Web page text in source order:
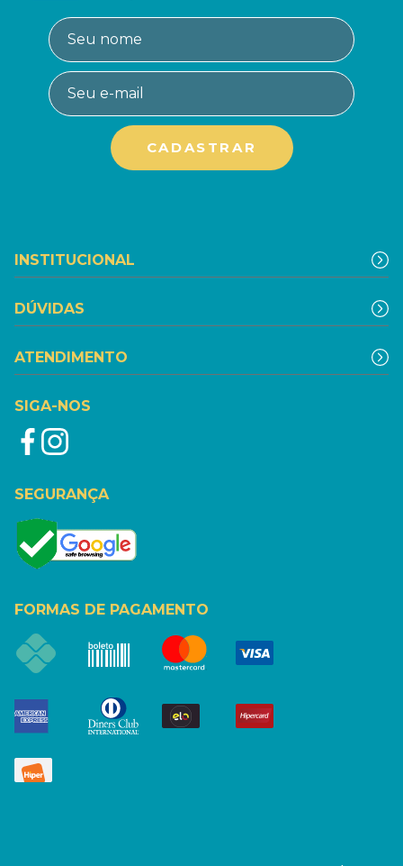
INSTITUCIONAL
DÚVIDAS
ATENDIMENTO
SIGA-NOS
SEGURANÇA
FORMAS DE PAGAMENTO